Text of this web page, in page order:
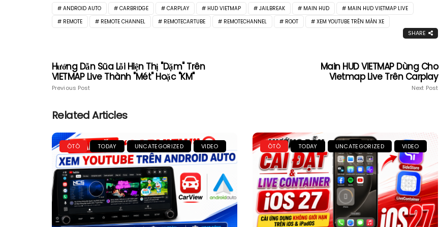
ANDROID AUTO CARBRIDGE CARPLAY HUD VIETMAP JAILBREAK MAIN HUD
MAIN HUD VIETMAP LIVE
REMOTE
REMOTE CHANNEL REMOTECARTUBE REMOTECHANNEL ROOT XEM YOUTUBE TRÊN MÀN XE
SHARE
Hướng Dẫn Sũa Lỗi Hiện Thị "Dặm" Trên
VIETMAP Live Thành "Mét" Hoặc "KM"
Previous Post
Main HUD VIETMAP Dùng Cho
Vietmap Live Trên Carplay
Next Post
Related Articles
ÔTÔ TODAY UNCATEGORIZED VIDEO ÔTÔ TODAY UNCATEGORIZED VIDEO